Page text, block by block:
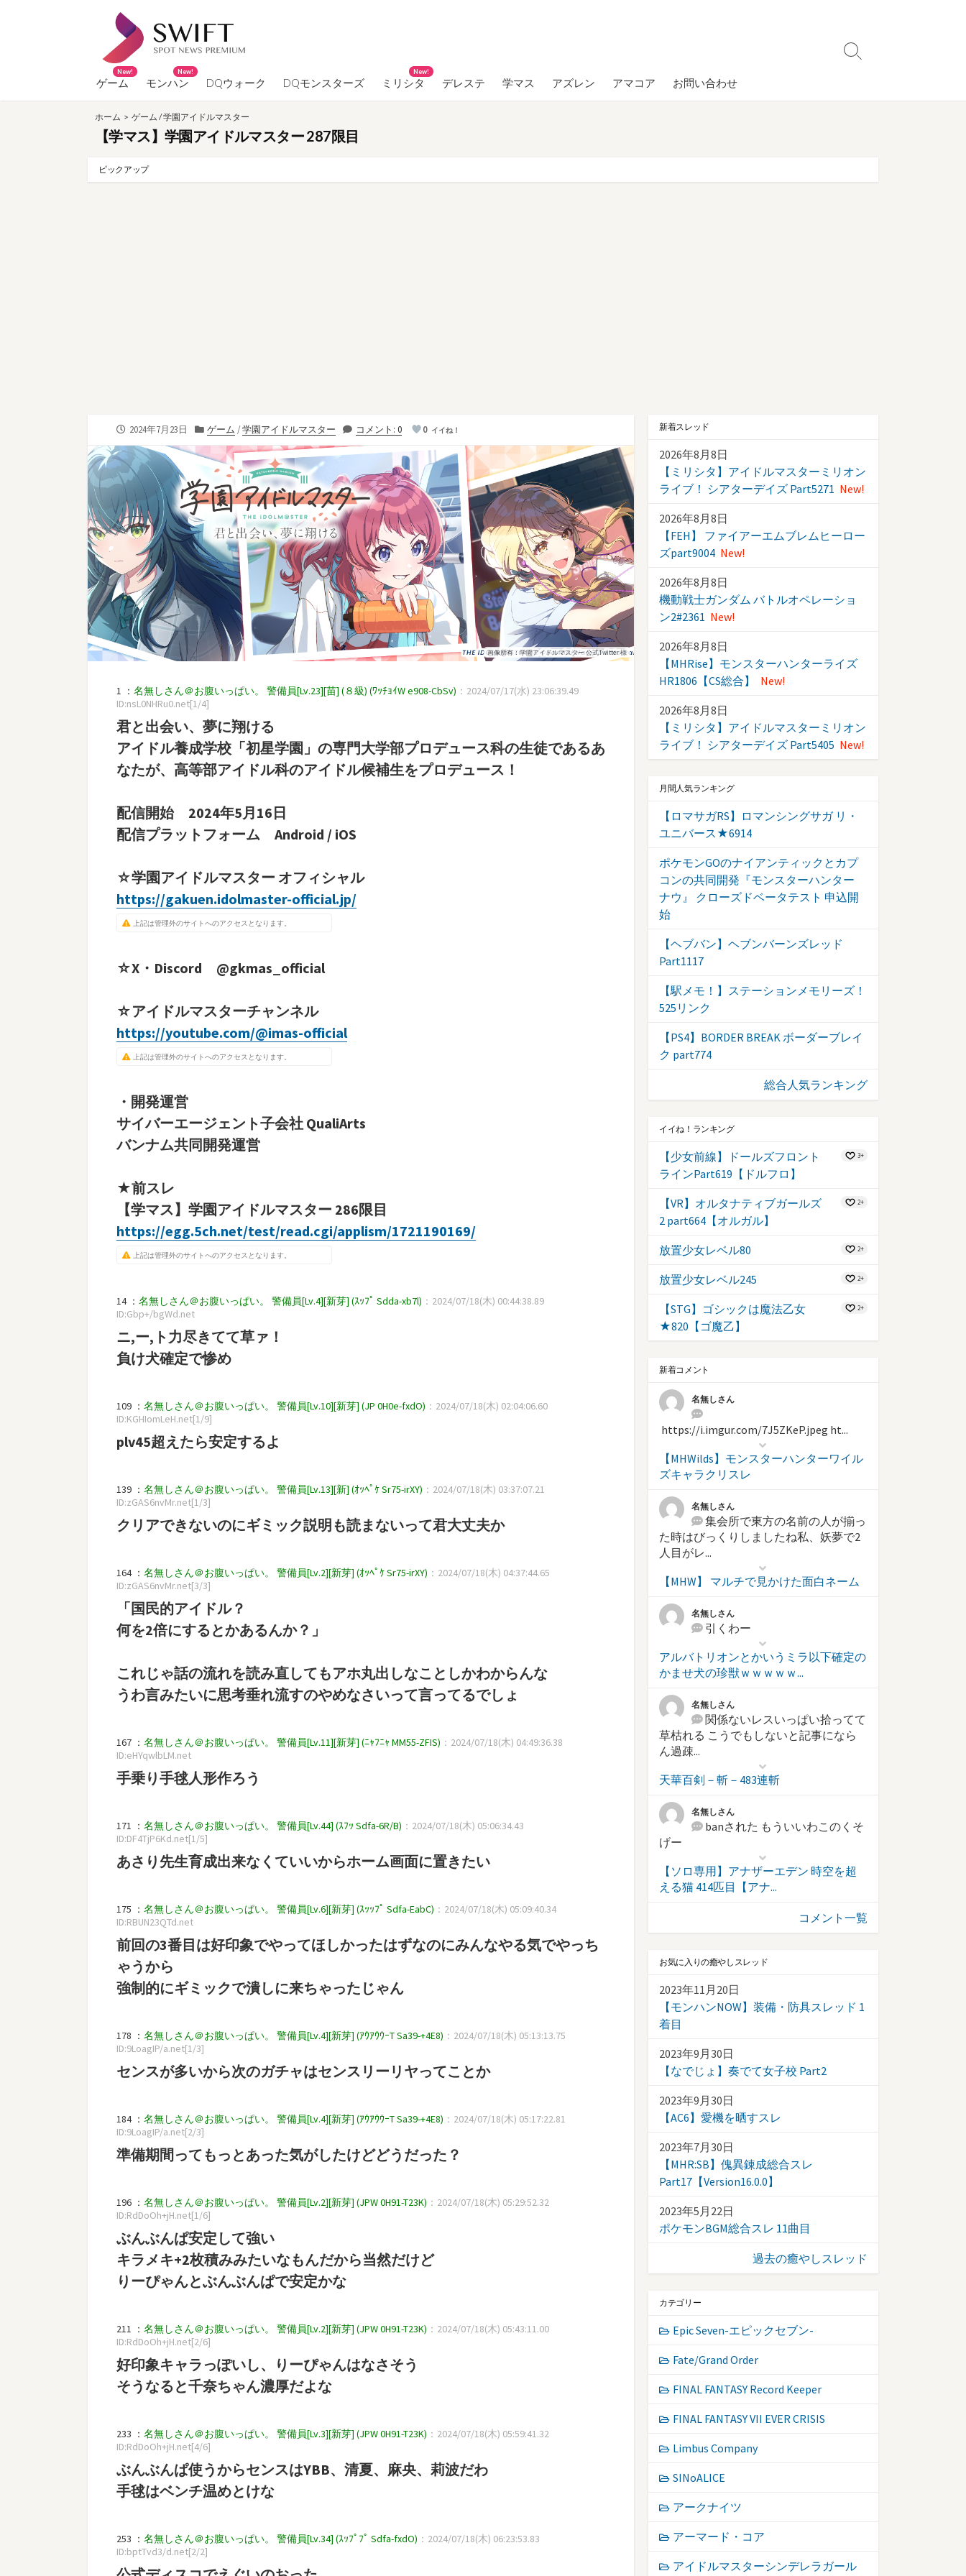
へ
ゲーム
New!
モンハン
New!
DQウォーク DQモンスターズ ミリシタ
New!
デレステ 学マス アズレン アマコア お問い合わせ
検
り
ホーム > ゲーム /学園アイドルマスター
【学マス】学園アイドルマスター 287限目
ピックアップ
公
日
2024年7月23日
カ
ゴ
リ
ー
ゲーム /学園アイドルマスター コメント: 0 0 イイね！
画像所有：学園アイドルマスター 公式Twitter 様
1 ： 名無しさん＠お腹いっぱい。 警備員[Lv.23][苗] (８級) (ﾜｯﾁｮｲW e908-CbSv) ：2024/07/17(水) 23:06:39.49
ID:nsL0NHRu0.net[1/4]
君と出会い、夢に翔ける
アイドル養成学校「初星学園」の専門大学部プロデュース科の生徒であるあ
なたが、高等部アイドル科のアイドル候補生をプロデュース！
配信開始 2024年5月16日
配信プラットフォーム Android / iOS
☆学園アイドルマスター オフィシャル
https://gakuen.idolmaster-official.jp/
上記は管理外のサイトへのアクセスとなります。
☆X・Discord @gkmas_official
☆アイドルマスターチャンネル
https://youtube.com/@imas-official
上記は管理外のサイトへのアクセスとなります。
・開発運営
サイバーエージェント子会社 QualiArts
バンナム共同開発運営
★前スレ
【学マス】学園アイドルマスター 286限目
https://egg.5ch.net/test/read.cgi/applism/1721190169/
上記は管理外のサイトへのアクセスとなります。
14 ： 名無しさん＠お腹いっぱい。 警備員[Lv.4][新芽] (ｽｯﾌﾟ Sdda-xb7l) ：2024/07/18(木) 00:44:38.89
ID:Gbp+/bgWd.net
ニ,ー,ト力尽きてて草ァ！
負け犬確定で惨め
109 ： 名無しさん＠お腹いっぱい。 警備員[Lv.10][新芽] (JP 0H0e-fxdO) ：2024/07/18(木) 02:04:06.60
ID:KGHIomLeH.net[1/9]
plv45超えたら安定するよ
139 ： 名無しさん＠お腹いっぱい。 警備員[Lv.13][新] (ｵｯﾍﾟｹ Sr75-irXY) ：2024/07/18(木) 03:37:07.21
ID:zGAS6nvMr.net[1/3]
クリアできないのにギミック説明も読まないって君大丈夫か
164 ： 名無しさん＠お腹いっぱい。 警備員[Lv.2][新芽] (ｵｯﾍﾟｹ Sr75-irXY) ：2024/07/18(木) 04:37:44.65
ID:zGAS6nvMr.net[3/3]
「国民的アイドル？
何を2倍にするとかあるんか？」
これじゃ話の流れを読み直してもアホ丸出しなことしかわからんな
うわ言みたいに思考垂れ流すのやめなさいって言ってるでしょ
167 ： 名無しさん＠お腹いっぱい。 警備員[Lv.11][新芽] (ﾆｬﾌﾆｬ MM55-ZFIS) ：2024/07/18(木) 04:49:36.38
ID:eHYqwlbLM.net
手乗り手毬人形作ろう
171 ： 名無しさん＠お腹いっぱい。 警備員[Lv.44] (ｽﾌｯ Sdfa-6R/B) ：2024/07/18(木) 05:06:34.43
ID:DF4TjP6Kd.net[1/5]
あさり先生育成出来なくていいからホーム画面に置きたい
175 ： 名無しさん＠お腹いっぱい。 警備員[Lv.6][新芽] (ｽｯｯﾌﾟ Sdfa-EabC) ：2024/07/18(木) 05:09:40.34
ID:RBUN23QTd.net
前回の3番目は好印象でやってほしかったはずなのにみんなやる気でやっち
ゃうから
強制的にギミックで潰しに来ちゃったじゃん
178 ： 名無しさん＠お腹いっぱい。 警備員[Lv.4][新芽] (ｱｳｱｳｳｰT Sa39-+4E8) ：2024/07/18(木) 05:13:13.75
ID:9LoagIP/a.net[1/3]
センスが多いから次のガチャはセンスリーリヤってことか
184 ： 名無しさん＠お腹いっぱい。 警備員[Lv.4][新芽] (ｱｳｱｳｳｰT Sa39-+4E8) ：2024/07/18(木) 05:17:22.81
ID:9LoagIP/a.net[2/3]
準備期間ってもっとあった気がしたけどどうだった？
196 ： 名無しさん＠お腹いっぱい。 警備員[Lv.2][新芽] (JPW 0H91-T23K) ：2024/07/18(木) 05:29:52.32
ID:RdDoOh+jH.net[1/6]
ぶんぶんぱ安定して強い
キラメキ+2枚積みみたいなもんだから当然だけど
りーぴゃんとぶんぶんぱで安定かな
211 ： 名無しさん＠お腹いっぱい。 警備員[Lv.2][新芽] (JPW 0H91-T23K) ：2024/07/18(木) 05:43:11.00
ID:RdDoOh+jH.net[2/6]
好印象キャラっぽいし、りーぴゃんはなさそう
そうなると千奈ちゃん濃厚だよな
233 ： 名無しさん＠お腹いっぱい。 警備員[Lv.3][新芽] (JPW 0H91-T23K) ：2024/07/18(木) 05:59:41.32
ID:RdDoOh+jH.net[4/6]
ぶんぶんぱ使うからセンスはYBB、清夏、麻央、莉波だわ
手毬はベンチ温めとけな
253 ： 名無しさん＠お腹いっぱい。 警備員[Lv.34] (ｽｯﾌﾟﾌﾟ Sdfa-fxdO) ：2024/07/18(木) 06:23:53.83
ID:bptTvd3/d.net[2/2]
新着スレッド
2026年8月8日
【ミリシタ】アイドルマスターミリオン
ライブ！ シアターデイズ Part5271 New!
2026年8月8日
【FEH】 ファイアーエムブレムヒーロー
ズpart9004 New!
2026年8月8日
機動戦士ガンダム バトルオペレーショ
ン2#2361 New!
2026年8月8日
【MHRise】モンスターハンターライズ
HR1806【CS総合】
New!
2026年8月8日
【ミリシタ】アイドルマスターミリオン
ライブ！ シアターデイズ Part5405 New!
月間人気ランキング
【ロマサガRS】ロマンシングサガ リ・
ユニバース★6914
ポケモンGOのナイアンティックとカプ
コンの共同開発『モンスターハンター
ナウ』 クローズドベータテスト 申込開
始
【ヘブバン】ヘブンバーンズレッド
Part1117
【駅メモ！】ステーションメモリーズ！
525リンク
【PS4】BORDER BREAK ボーダーブレイ
ク part774
総合人気ランキング
イイね！ランキング
【少女前線】ドールズフロント
ラインPart619【ドルフロ】
3+
【VR】オルタナティブガールズ
2 part664【オルガル】
2+
放置少女レベル80 2+
放置少女レベル245 2+
【STG】ゴシックは魔法乙女
★820【ゴ魔乙】
2+
新着コメント
名無しさん
https://i.imgur.com/7J5ZKeP.jpeg ht...
【MHWilds】モンスターハンターワイル
ズキャラクリスレ
名無しさん
集会所で東方の名前の人が揃っ
た時はびっくりしましたね私、妖夢で2
人目がレ...
【MHW】 マルチで見かけた面白ネーム
名無しさん
引くわー
アルバトリオンとかいうミラ以下確定の
かませ犬の珍獣ｗｗｗｗｗ...
名無しさん
関係ないレスいっぱい拾ってて
草枯れる こうでもしないと記事になら
ん過疎...
天華百剣－斬－483連斬
名無しさん
banされた もういいわこのくそ
げー
【ソロ専用】アナザーエデン 時空を超
える猫 414匹目【アナ...
コメント一覧
お気に入りの癒やしスレッド
2023年11月20日
【モンハンNOW】装備・防具スレッド 1
着目
2023年9月30日
【なでじょ】奏でて女子校 Part2
2023年9月30日
【AC6】愛機を晒すスレ
2023年7月30日
【MHR:SB】傀異錬成総合スレ
Part17【Version16.0.0】
2023年5月22日
ポケモンBGM総合スレ 11曲目
過去の癒やしスレッド
カテゴリー
Epic Seven-エピックセブン-
Fate/Grand Order
FINAL FANTASY Record Keeper
FINAL FANTASY VII EVER CRISIS
Limbus Company
SINoALICE
アークナイツ
アーマード・コア
アイドルマスターシンデレラガール